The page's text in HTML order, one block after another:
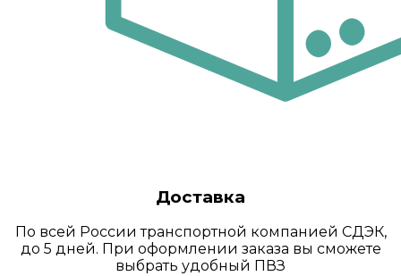
Доставка
По всей России транспортной компанией СДЭК,
до 5 дней. При оформлении заказа вы сможете
выбрать удобный ПВЗ